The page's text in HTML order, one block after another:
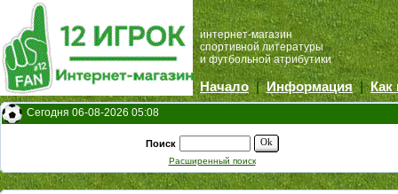
интернет-магазин
спортивной литературы
и футбольной атрибутики
Начало |Информация |Как
Сегодня 06-08-2026 05:08
Поиск Ok
Расширенный поиск